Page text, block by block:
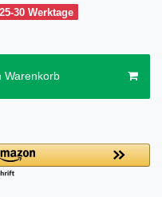
25-30 Werktage
Warenkorb